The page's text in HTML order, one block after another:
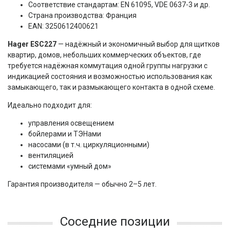
Соответствие стандартам: EN 61095, VDE 0637-3 и др.
Страна производства: Франция
EAN: 3250612400621
Hager ESC227 — надёжный и экономичный выбор для щитков
квартир, домов, небольших коммерческих объектов, где
требуется надёжная коммутация одной группы нагрузки с
индикацией состояния и возможностью использования как
замыкающего, так и размыкающего контакта в одной схеме.
Идеально подходит для:
управления освещением
бойлерами и ТЭНами
насосами (в т.ч. циркуляционными)
вентиляцией
системами «умный дом»
Гарантия производителя — обычно 2–5 лет.
Соседние позиции